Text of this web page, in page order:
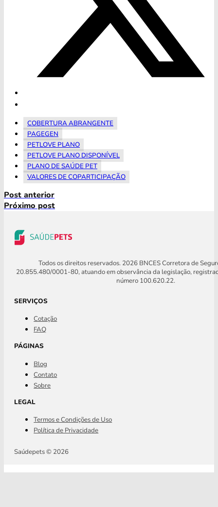
COBERTURA ABRANGENTE
PAGEGEN
PETLOVE PLANO
PETLOVE PLANO DISPONÍVEL
PLANO DE SAÚDE PET
VALORES DE COPARTICIPAÇÃO
Post anterior
Próximo post
Todos os direitos reservados. 2026 BNCES Corretora de
20.855.480/0001-80, atuando em observância da legislação,
número 100.620.22.
SERVIÇOS
Cotação
FAQ
PÁGINAS
Blog
Contato
Sobre
LEGAL
Termos e Condições de Uso
Política de Privacidade
Saúdepets © 2026